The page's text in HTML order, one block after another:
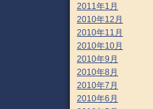
2011年1月
2010年12月
2010年11月
2010年10月
2010年9月
2010年8月
2010年7月
2010年6月